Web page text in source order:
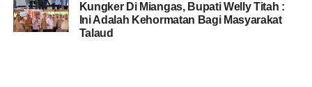
Kungker Di Miangas, Bupati Welly Titah :
Ini Adalah Kehormatan Bagi Masyarakat
Talaud